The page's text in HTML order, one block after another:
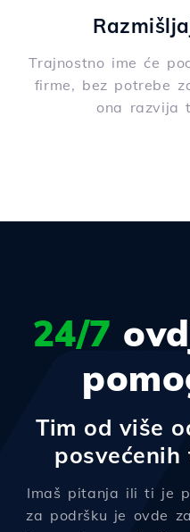
Trajnostno ime će
firme, bez potrebe
ona razvija
24/7
Tim od više
Imaš pitanja ili ti je
za podršku je ovde